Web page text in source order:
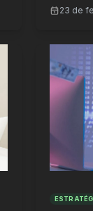
23 de